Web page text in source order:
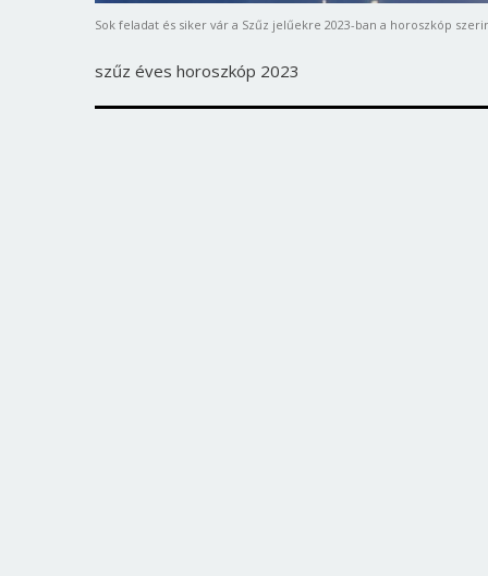
Sok feladat és siker vár a Szűz jelűekre 2023-ban a horoszkóp
szűz éves horoszkóp 2023